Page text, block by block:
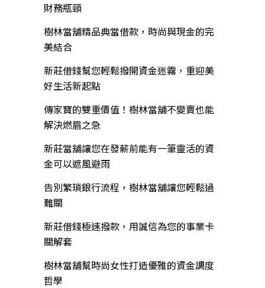
財務瓶頸
樹林當舖精品典當借款，時尚與現金的完
美結合
新莊借錢幫您輕鬆撥開資金迷霧，重迎美
好生活新起點
傳家寶的雙重價值！樹林當舖不變賣也能
解決燃眉之急
新莊當舖讓您在發薪前能有一筆靈活的資
金可以遮風避雨
告別繁瑣銀行流程，樹林當舖讓您輕鬆過
難關
新莊借錢極速撥款，用誠信為您的事業卡
關解套
樹林當舖幫時尚女性打造優雅的資金調度
哲學